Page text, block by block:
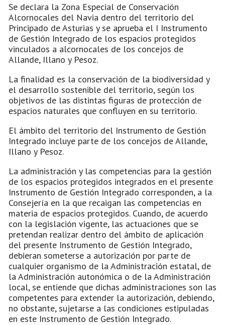
Se declara la Zona Especial de Conservación
Alcornocales del Navia dentro del territorio del
Principado de Asturias y se aprueba el I Instrumento
de Gestión Integrado de los espacios protegidos
vinculados a alcornocales de los concejos de
Allande, Illano y Pesoz.
La finalidad es la conservación de la biodiversidad y
el desarrollo sostenible del territorio, según los
objetivos de las distintas figuras de protección de
espacios naturales que confluyen en su territorio.
El ámbito del territorio del Instrumento de Gestión
Integrado incluye parte de los concejos de Allande,
Illano y Pesoz.
La administración y las competencias para la gestión
de los espacios protegidos integrados en el presente
Instrumento de Gestión Integrado corresponden, a la
Consejería en la que recaigan las competencias en
materia de espacios protegidos. Cuando, de acuerdo
con la legislación vigente, las actuaciones que se
pretendan realizar dentro del ámbito de aplicación
del presente Instrumento de Gestión Integrado,
debieran someterse a autorización por parte de
cualquier organismo de la Administración estatal, de
la Administración autonómica o de la Administración
local, se entiende que dichas administraciones son las
competentes para extender la autorización, debiendo,
no obstante, sujetarse a las condiciones estipuladas
en este Instrumento de Gestión Integrado.